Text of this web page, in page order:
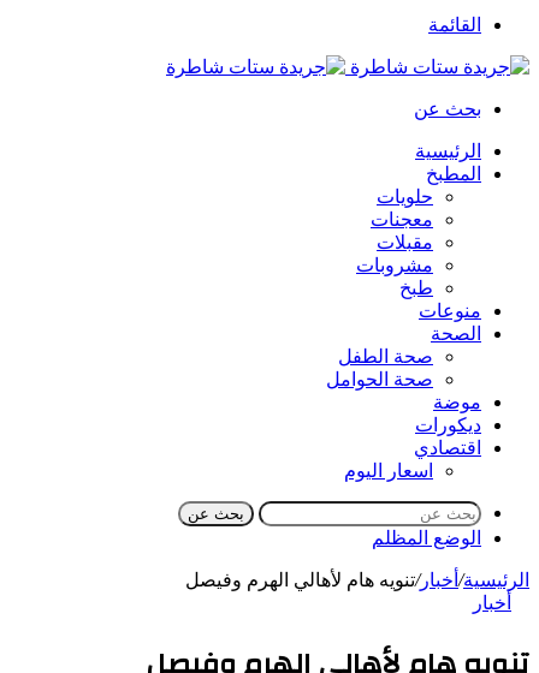
القائمة
بحث عن
الرئيسية
المطبخ
حلويات
معجنات
مقبلات
مشروبات
طبخ
منوعات
الصحة
صحة الطفل
صحة الحوامل
موضة
ديكورات
اقتصادي
اسعار اليوم
بحث عن
الوضع المظلم
الرئيسية/ أخبار/تنويه هام لأهالي الهرم وفيصل
أخبار